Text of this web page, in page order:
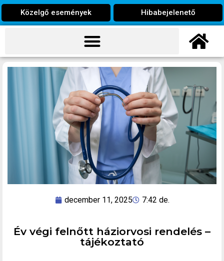
Közelgő események Hibabejelenető
december 11, 2025 7:42 de.
Év végi felnőtt háziorvosi rendelés –
tájékoztató